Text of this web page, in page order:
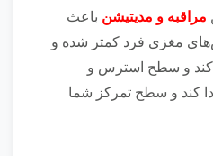
مراقبه و مدیتیشن باعث
مغزی فرد کمتر شده و
کند و سطح استرس و
کند و سطح تمرکز شما